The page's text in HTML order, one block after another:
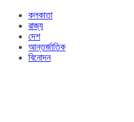
কলকাতা
রাজ্য​
দেশ
আন্তর্জাতিক
বিনোদন